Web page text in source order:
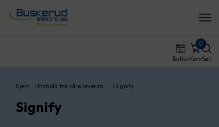
ButikkKurv
0
Søk
Hjem Innhold fra våre leveran… Signify
Signify